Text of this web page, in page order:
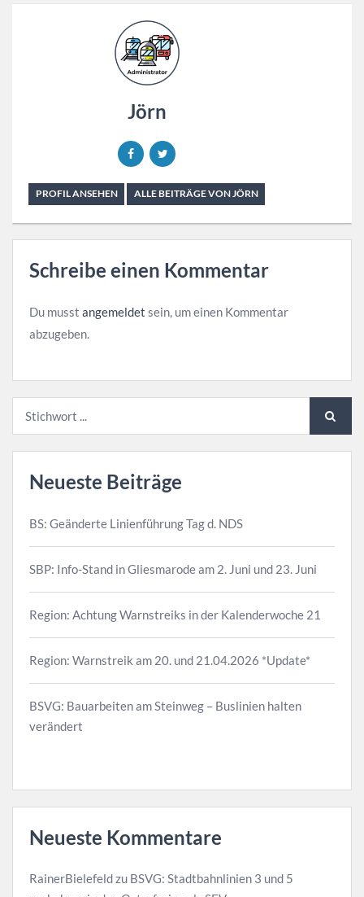
Jörn
PROFIL ANSEHEN ALLE BEITRÄGE VON JÖRN
Schreibe einen Kommentar
Du musst angemeldet sein, um einen Kommentar
abzugeben.
Neueste Beiträge
BS: Geänderte Linienführung Tag d. NDS
SBP: Info-Stand in Gliesmarode am 2. Juni und 23. Juni
Region: Achtung Warnstreiks in der Kalenderwoche 21
Region: Warnstreik am 20. und 21.04.2026 *Update*
BSVG: Bauarbeiten am Steinweg – Buslinien halten
verändert
Neueste Kommentare
RainerBielefeldzu BSVG: Stadtbahnlinien 3 und 5